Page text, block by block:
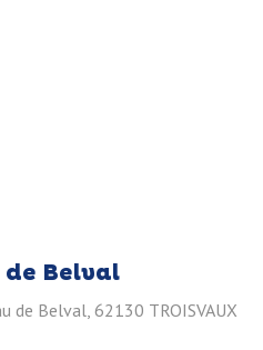
de Belval
de Belval, 62130 TROISVAUX